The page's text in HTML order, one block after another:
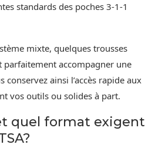
standards des poches 3-1-1
mixte, quelques trousses
parfaitement accompagner une
conservez ainsi l’accès rapide aux
vos outils ou solides à part.
quel format exigent